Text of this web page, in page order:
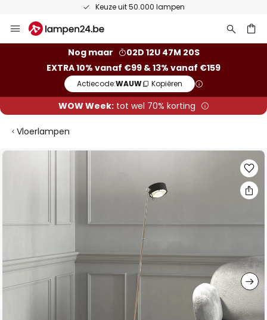
Keuze uit 50.000 lampen
naar
Nog maar
02D 12U 47M 20S
EXTRA 10% vanaf €99 & 13% vanaf €159
Actiecode:WAUW Kopiëren
WOW Week:tot wel 70% korting
Vloerlampen
Ga
gallerij